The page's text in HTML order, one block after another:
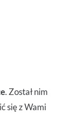
. Został nim
się z Wami